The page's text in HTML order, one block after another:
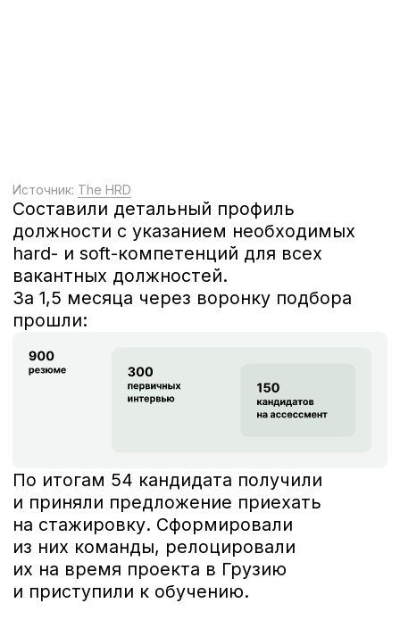
его на новых рынках: проект
заметили и высоко оценили
участники девелоперского
бизнеса всех пяти стран.
Все участники проекта стали
еще более востребованными
Orbi Business School стал
подтверждением их высокой
квалификации.
Программа полностью
окупилась многократно:
по итогам стажировки
с участием студентов продажи
апартаментов составили
6 750 000 $